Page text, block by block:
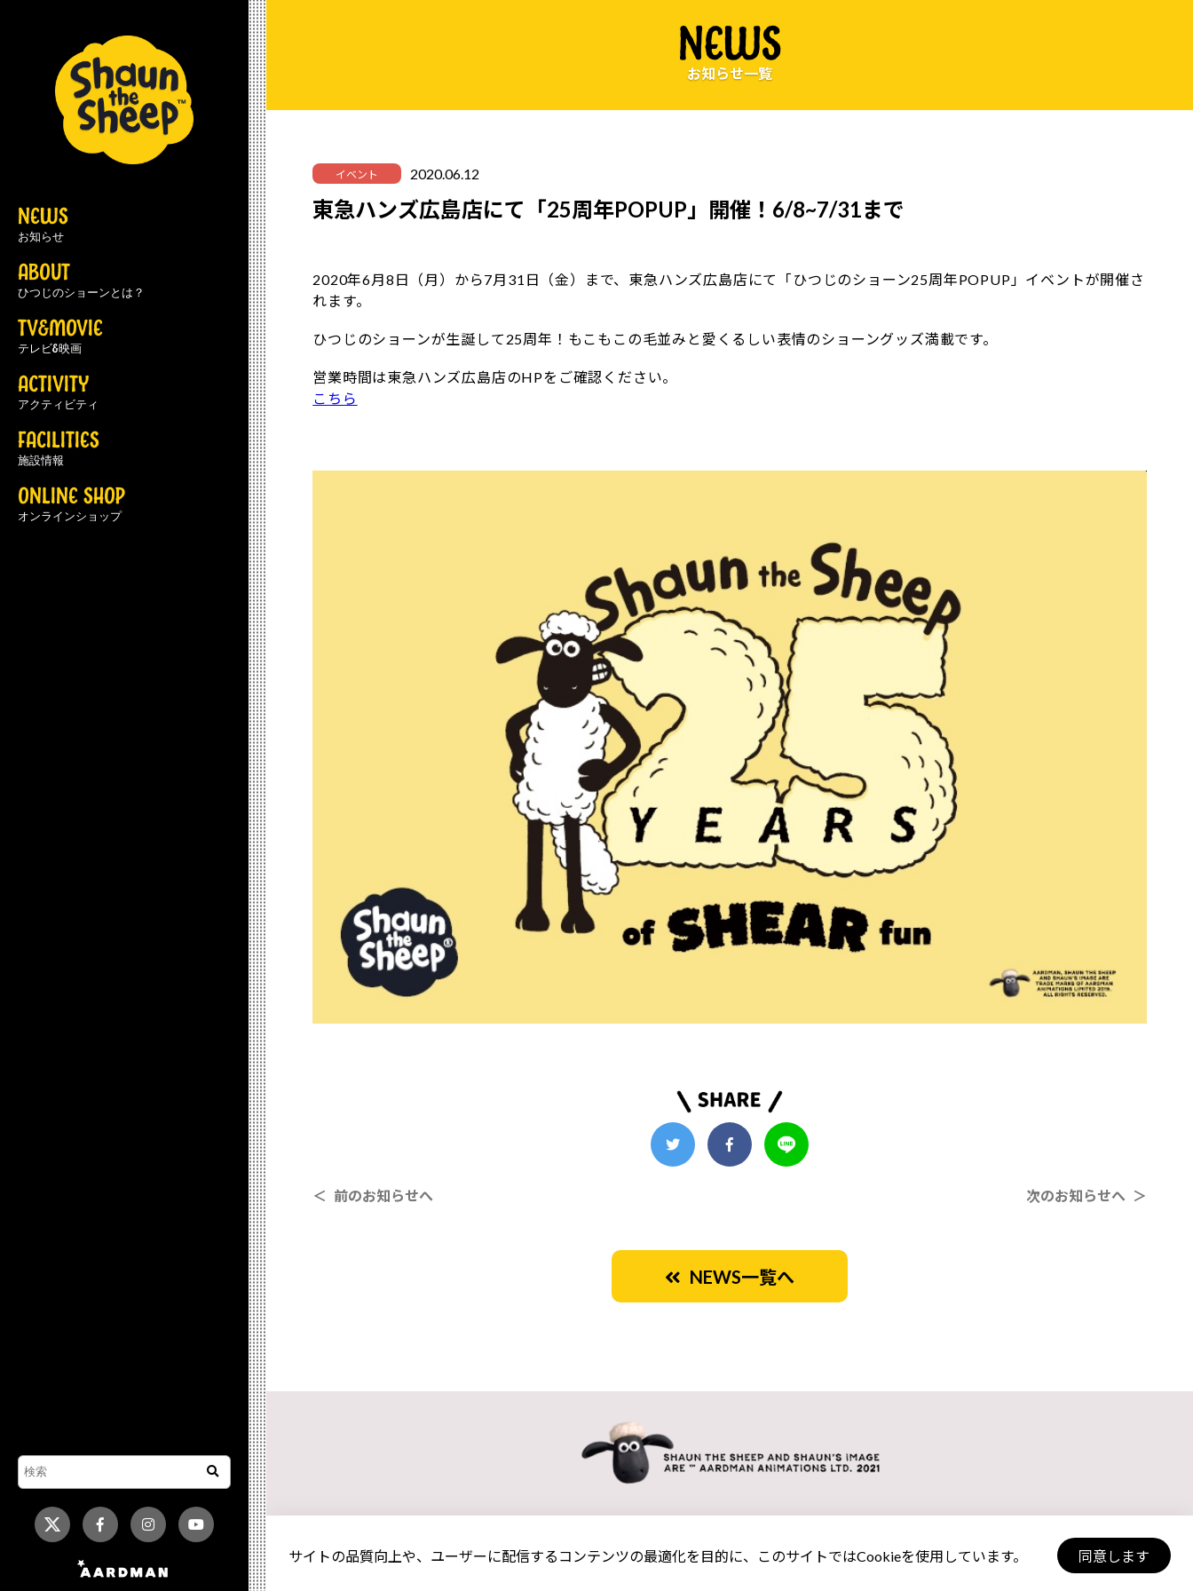
NEWS
お知らせ
ABOUT
ひつじのショーンとは？
TV&MOVIE
テレビ&映画
ACTIVITY
アクティビティ
FACILITIES
施設情報
ONLINE SHOP
オンラインショップ
NEWS
お知らせ一覧
イベント 2020.06.12
東急ハンズ広島店にて「25周年POPUP」開催！6/8~7/31まで
2020年6月8日（月）から7月31日（金）まで、東急ハンズ広島店にて「ひつじのショーン25周年POPUP」イベントが開催さ
れます。
ひつじのショーンが生誕して25周年！もこもこの毛並みと愛くるしい表情のショーングッズ満載です。
営業時間は東急ハンズ広島店のHPをご確認ください。
こちら
＜ 前のお知らせへ 次のお知らせへ ＞
NEWS一覧へ
サイトの品質向上や、ユーザーに配信するコンテンツの最適化を目的に、このサイトではCookieを使用しています。 同意します